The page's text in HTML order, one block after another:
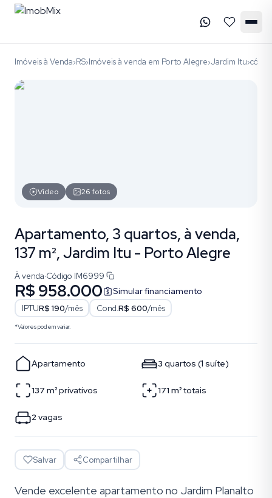
Imóveis à Venda›RS›Imóveis à venda em Porto Alegre›Jardim Itu›
Vídeo 26fotos
Apartamento, 3 quartos, à venda,
137 m², Jardim Itu - Porto Alegre
À venda·Código IM6999
R$ 958.000 Simular financiamento
IPTUR$ 190/mês Cond.R$ 600/mês
*Valores podem variar.
Apartamento 3 quartos (1 suíte)
137 m²privativos 171 m²totais
2 vagas
Salvar Compartilhar
Vende excelente apartamento no Jardim Planalto